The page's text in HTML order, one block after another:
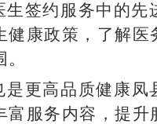
签约服务中的先
康政策，了解
更高品质健康
服务内容，提